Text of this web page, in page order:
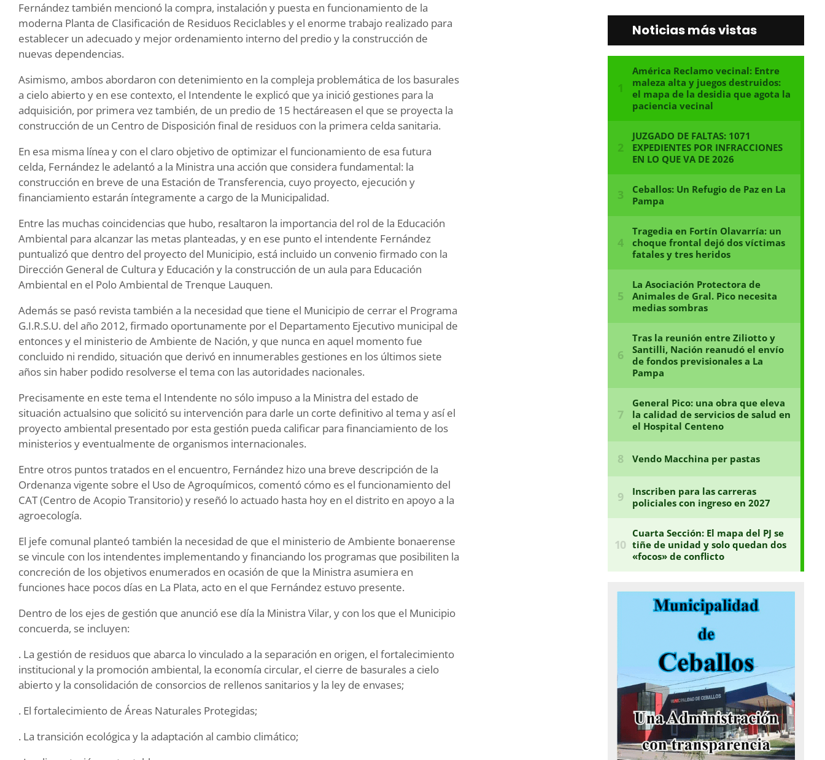
Fernández también mencionó la compra, instalación y puesta en funcionamiento de la
moderna Planta de Clasificación de Residuos Reciclables y el enorme trabajo realizado para
establecer un adecuado y mejor ordenamiento interno del predio y la construcción de
nuevas dependencias.
Asimismo, ambos abordaron con detenimiento en la compleja problemática de los basurales
a cielo abierto y en ese contexto, el Intendente le explicó que ya inició gestiones para la
adquisición, por primera vez también, de un predio de 15 hectáreasen el que se proyecta la
construcción de un Centro de Disposición final de residuos con la primera celda sanitaria.
En esa misma línea y con el claro objetivo de optimizar el funcionamiento de esa futura
celda, Fernández le adelantó a la Ministra una acción que considera fundamental: la
construcción en breve de una Estación de Transferencia, cuyo proyecto, ejecución y
financiamiento estarán íntegramente a cargo de la Municipalidad.
Entre las muchas coincidencias que hubo, resaltaron la importancia del rol de la Educación
Ambiental para alcanzar las metas planteadas, y en ese punto el intendente Fernández
puntualizó que dentro del proyecto del Municipio, está incluido un convenio firmado con la
Dirección General de Cultura y Educación y la construcción de un aula para Educación
Ambiental en el Polo Ambiental de Trenque Lauquen.
Además se pasó revista también a la necesidad que tiene el Municipio de cerrar el Programa
G.I.R.S.U. del año 2012, firmado oportunamente por el Departamento Ejecutivo municipal de
entonces y el ministerio de Ambiente de Nación, y que nunca en aquel momento fue
concluido ni rendido, situación que derivó en innumerables gestiones en los últimos siete
años sin haber podido resolverse el tema con las autoridades nacionales.
Precisamente en este tema el Intendente no sólo impuso a la Ministra del estado de
situación actualsino que solicitó su intervención para darle un corte definitivo al tema y así el
proyecto ambiental presentado por esta gestión pueda calificar para financiamiento de los
ministerios y eventualmente de organismos internacionales.
Entre otros puntos tratados en el encuentro, Fernández hizo una breve descripción de la
Ordenanza vigente sobre el Uso de Agroquímicos, comentó cómo es el funcionamiento del
CAT (Centro de Acopio Transitorio) y reseñó lo actuado hasta hoy en el distrito en apoyo a la
agroecología.
El jefe comunal planteó también la necesidad de que el ministerio de Ambiente bonaerense
se vincule con los intendentes implementando y financiando los programas que posibiliten la
concreción de los objetivos enumerados en ocasión de que la Ministra asumiera en
funciones hace pocos días en La Plata, acto en el que Fernández estuvo presente.
Dentro de los ejes de gestión que anunció ese día la Ministra Vilar, y con los que el Municipio
concuerda, se incluyen:
. La gestión de residuos que abarca lo vinculado a la separación en origen, el fortalecimiento
institucional y la promoción ambiental, la economía circular, el cierre de basurales a cielo
abierto y la consolidación de consorcios de rellenos sanitarios y la ley de envases;
. El fortalecimiento de Áreas Naturales Protegidas;
. La transición ecológica y la adaptación al cambio climático;
Noticias más vistas